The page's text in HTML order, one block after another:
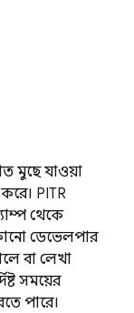
মুছে যাওয়া
PITR
থেকে
ডেভেলপার
বা লেখা
সময়ের
পারে।